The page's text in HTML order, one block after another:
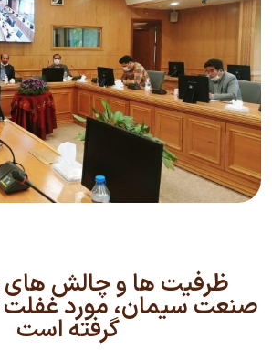
ظرفیت ها و چالش
صنعت سیمان، مورد غفلت
گرفته است